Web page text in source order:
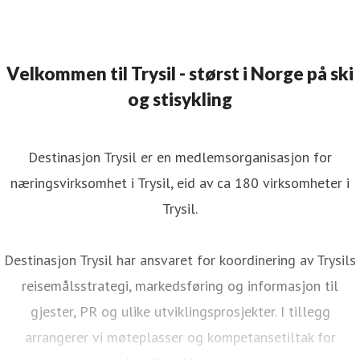
Velkommen til Trysil - størst i Norge på ski
og stisykling
Destinasjon Trysil er en medlemsorganisasjon for
næringsvirksomhet i Trysil, eid av ca 180 virksomheter i
Trysil.
Destinasjon Trysil har ansvaret for koordinering av Trysils
reisemålsstrategi, markedsføring og informasjon til
gjester, PR og ulike utviklingsprosjekter. I tillegg
arrangerer vi møteplasser og kompetansetiltak for